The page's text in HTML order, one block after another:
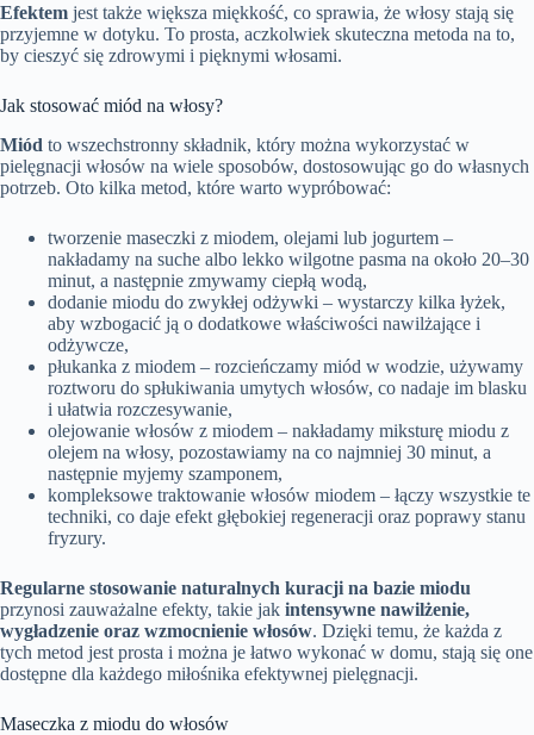
Efektem jest także większa miękkość, co sprawia, że włosy stają się
przyjemne w dotyku. To prosta, aczkolwiek skuteczna metoda na to,
by cieszyć się zdrowymi i pięknymi włosami.
Jak stosować miód na włosy?
Miód to wszechstronny składnik, który można wykorzystać w
pielęgnacji włosów na wiele sposobów, dostosowując go do własnych
potrzeb. Oto kilka metod, które warto wypróbować:
tworzenie maseczki z miodem, olejami lub jogurtem –
nakładamy na suche albo lekko wilgotne pasma na około 20–30
minut, a następnie zmywamy ciepłą wodą,
dodanie miodu do zwykłej odżywki – wystarczy kilka łyżek,
aby wzbogacić ją o dodatkowe właściwości nawilżające i
odżywcze,
płukanka z miodem – rozcieńczamy miód w wodzie, używamy
roztworu do spłukiwania umytych włosów, co nadaje im blasku
i ułatwia rozczesywanie,
olejowanie włosów z miodem – nakładamy miksturę miodu z
olejem na włosy, pozostawiamy na co najmniej 30 minut, a
następnie myjemy szamponem,
kompleksowe traktowanie włosów miodem – łączy wszystkie te
techniki, co daje efekt głębokiej regeneracji oraz poprawy stanu
fryzury.
Regularne stosowanie naturalnych kuracji na bazie miodu
przynosi zauważalne efekty, takie jak intensywne nawilżenie,
wygładzenie oraz wzmocnienie włosów. Dzięki temu, że każda z
tych metod jest prosta i można je łatwo wykonać w domu, stają się one
dostępne dla każdego miłośnika efektywnej pielęgnacji.
Maseczka z miodu do włosów